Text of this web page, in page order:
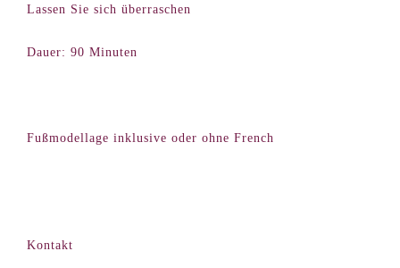
Lassen Sie sich überraschen
Dauer: 90 Minuten
Fußmodellage inklusive oder ohne French
Kontakt